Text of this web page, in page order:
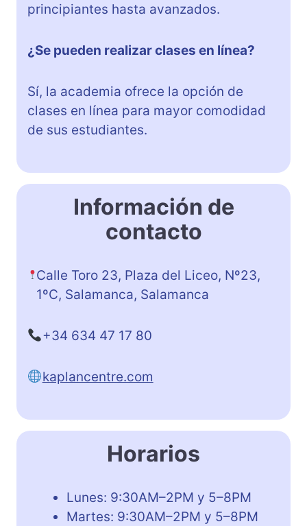
principiantes hasta avanzados.
¿Se pueden realizar clases en línea?
Sí, la academia ofrece la opción de
clases en línea para mayor comodidad
de sus estudiantes.
Información de
contacto
Calle Toro 23, Plaza del Liceo, Nº23,
1ºC, Salamanca, Salamanca
+34 634 47 17 80
kaplancentre.com
Horarios
Lunes: 9:30AM–2PM y 5–8PM
Martes: 9:30AM–2PM y 5–8PM